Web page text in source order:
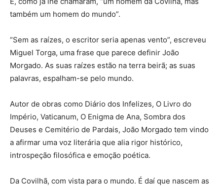
também um homem do mundo”.
“Sem as raízes, o escritor seria apenas vento”, escreveu
Miguel Torga, uma frase que parece definir João
Morgado. As suas raízes estão na terra beirã; as suas
palavras, espalham-se pelo mundo.
Autor de obras como Diário dos Infelizes, O Livro do
Império, Vaticanum, O Enigma de Ana, Sombra dos
Deuses e Cemitério de Pardais, João Morgado tem vindo
a afirmar uma voz literária que alia rigor histórico,
introspeção filosófica e emoção poética.
Da Covilhã, com vista para o mundo. É daí que nascem as